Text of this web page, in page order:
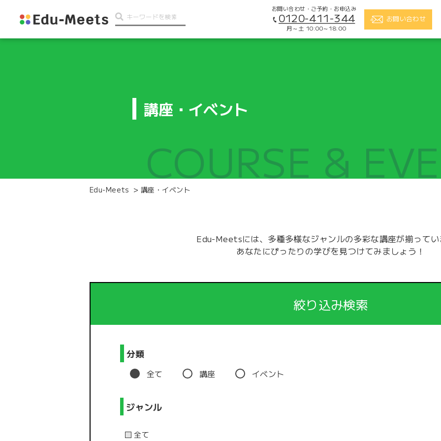
お問い合わせ・ご予約・お申込み
0120-411-344
月～土 10:00～18:00
お問い合わせ
講座・イベント
COURSE &
Edu-Meets > 講座・イベント
Edu-Meetsには、多種多様なジャンルの多彩な講座が揃って
あなたにぴったりの学びを見つけてみましょう！
絞り込み検索
分類
全て 講座 イベント
ジャンル
全て